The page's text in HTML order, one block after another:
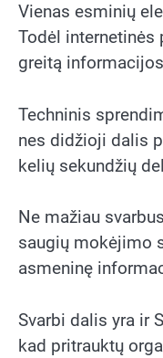
Vienas esminių
Todėl
greitą
Techninis
nes didžioji dalis
kelių sekundžių
Ne mažiau
saugių mokėjimo
asmeninę
Svarbi dalis yra ir
kad pritrauktų